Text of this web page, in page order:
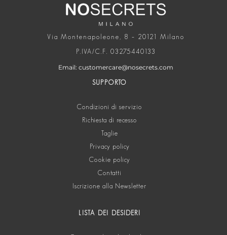
Via Montenapoleone, 8 – 20121 Milano
P.IVA/C.F. 03275440133
Email: customercare@nosecrets.com
SUPPORTO
Condizioni di servizio
Richiesta di recesso
Taglie
Privacy policy
Cookie policy
Contatti
Iscrizione alla Newsletter
LISTA DEI DESIDERI